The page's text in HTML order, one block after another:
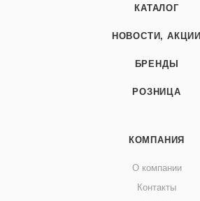
КАТАЛОГ
НОВОСТИ, АКЦИИ
БРЕНДЫ
РОЗНИЦА
КОМПАНИЯ
О компании
Контакты